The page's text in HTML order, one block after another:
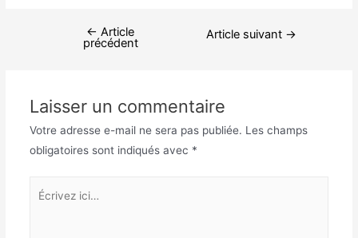
← Article
précédent
Article suivant →
Laisser un commentaire
Votre adresse e-mail ne sera pas publiée. Les champs
obligatoires sont indiqués avec *